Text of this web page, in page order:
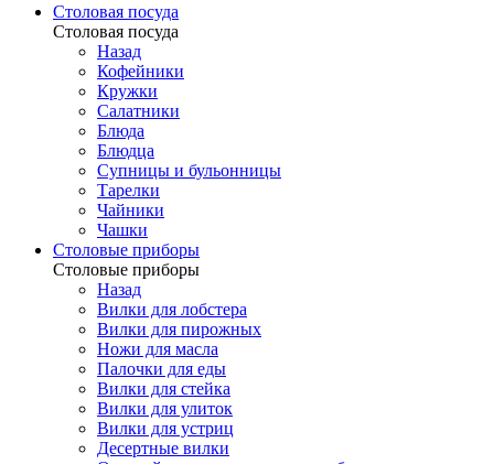
Столовая посуда
Столовая посуда
Назад
Кофейники
Кружки
Салатники
Блюда
Блюдца
Супницы и бульонницы
Тарелки
Чайники
Чашки
Cтоловые приборы
Cтоловые приборы
Назад
Вилки для лобстера
Вилки для пирожных
Ножи для масла
Палочки для еды
Вилки для стейка
Вилки для улиток
Вилки для устриц
Десертные вилки